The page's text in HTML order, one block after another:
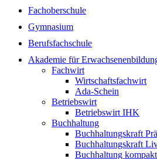
Fachoberschule
Gymnasium
Berufsfachschule
Akademie für
Fachwirt
Wirtschaftsfachwirt
Ada-Schein
Betriebswirt
Betriebswirt IHK
Buchhaltung
Buchhaltungskraft
Buchhaltungskraft
Buchhaltung